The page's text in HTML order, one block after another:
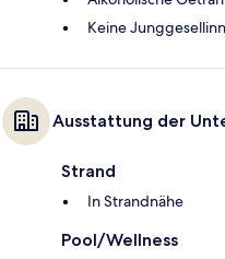
Keine
Ausstattung der
Strand
In Strandnähe
Pool/Wellness